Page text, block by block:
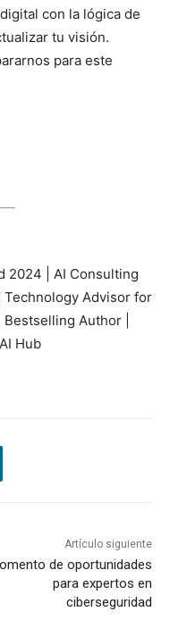
con la lógica de
tu visión.
para este
2024 | AI Consulting
Technology Advisor for
Author |
Hub
Artículo siguiente
de oportunidades
para expertos en
ciberseguridad